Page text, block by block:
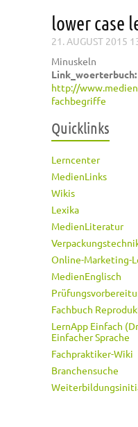
lower case
21. AUGUST 2015
Minuskeln
Link_woerterbuch:
http://
fachbegriffe
Quicklinks
Lerncenter
MedienLinks
Wikis
Lexika
MedienLiteratur
Online-Marketing-
MedienEnglisch
Fachbuch
LernApp Einfach
Einfacher Sprache
Fachpraktiker-Wiki
Branchensuche